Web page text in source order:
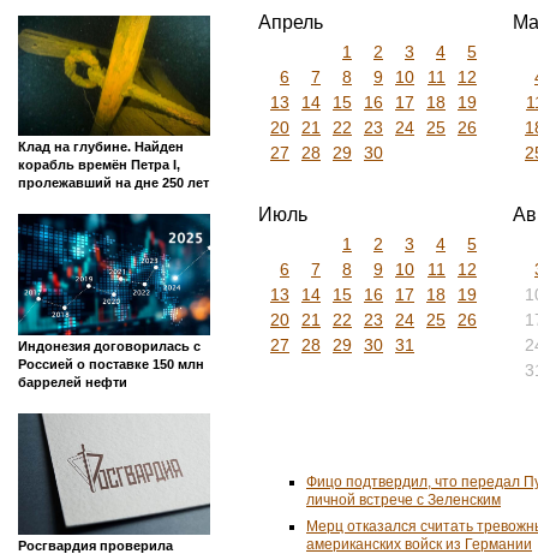
Клад на глубине. Найден
корабль времён Петра I,
пролежавший на дне 250 лет
Индонезия договорилась с
Россией о поставке 150 млн
баррелей нефти
Росгвардия проверила
Апрель
1 2 3 4
5
6
7 8 9 10 11
12
13
14 15 16 17 18
19
20
21 22 23 24 25
26
27
28 29 30
Июль
1 2 3 4
5
6
7 8 9 10 11
12
13
14 15 16 17 18
19
20
21 22 23 24 25
26
27
28 29 30 31
Фицо подтвердил, что передал
личной встрече с Зеленским
Мерц отказался считать
американских войск из Германии